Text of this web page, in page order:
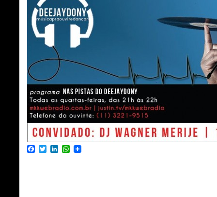
Facebook
TwitterLinkedInWhatsApp